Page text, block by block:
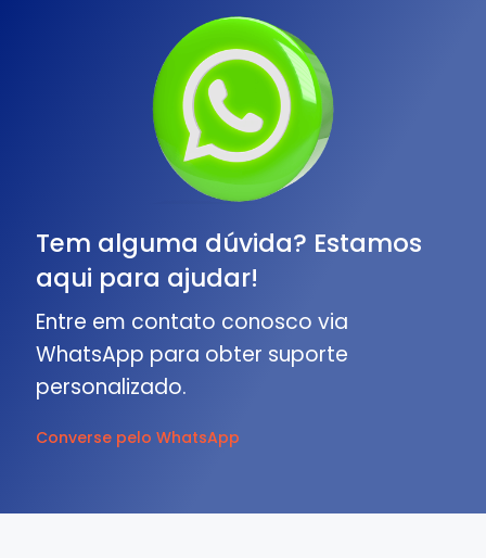
Tem alguma dúvida? Estamos
aqui para ajudar!
Entre em contato conosco via
WhatsApp para obter suporte
personalizado.
Converse pelo WhatsApp